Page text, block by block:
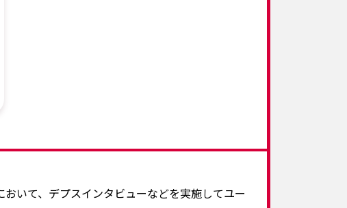
いて、デプスインタビューなどを実施してユー